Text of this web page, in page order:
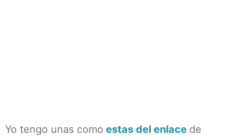
Yo tengo unas como estas del enlace de